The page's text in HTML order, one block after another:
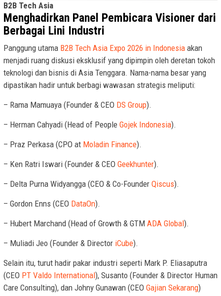
B2B Tech Asia
Menghadirkan Panel Pembicara Visioner dari
Berbagai Lini Industri
Panggung utama B2B Tech Asia Expo 2026 in Indonesia akan
menjadi ruang diskusi eksklusif yang dipimpin oleh deretan tokoh
teknologi dan bisnis di Asia Tenggara. Nama-nama besar yang
dipastikan hadir untuk berbagi wawasan strategis meliputi:
– Rama Mamuaya (Founder & CEO DS Group).
– Herman Cahyadi (Head of People Gojek Indonesia).
– Praz Perkasa (CPO at Moladin Finance).
– Ken Ratri Iswari (Founder & CEO Geekhunter).
– Delta Purna Widyangga (CEO & Co-Founder Qiscus).
– Gordon Enns (CEO DataOn).
– Hubert Marchand (Head of Growth & GTM ADA Global).
– Muliadi Jeo (Founder & Director iCube).
Selain itu, turut hadir pakar industri seperti Mark P. Eliasaputra
(CEO PT Valdo International), Susanto (Founder & Director Human
Care Consulting), dan Johny Gunawan (CEO Gajian Sekarang)